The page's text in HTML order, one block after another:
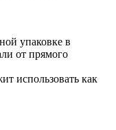
упаковке в
от прямого
использовать как